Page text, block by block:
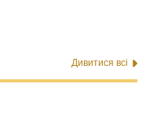
Дивитися всі